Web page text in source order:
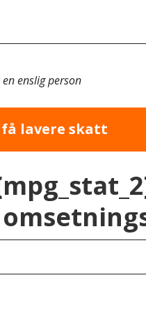
enslig person
lavere skatt